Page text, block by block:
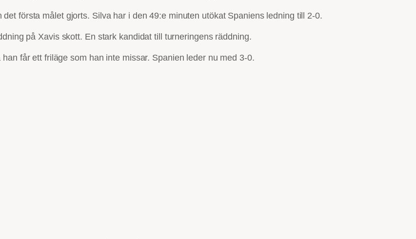
första målet gjorts. Silva har i den 49:e minuten utökat Spaniens ledning till 2-0.
på Xavis skott. En stark kandidat till turneringens räddning.
får ett friläge som han inte missar. Spanien leder nu med 3-0.